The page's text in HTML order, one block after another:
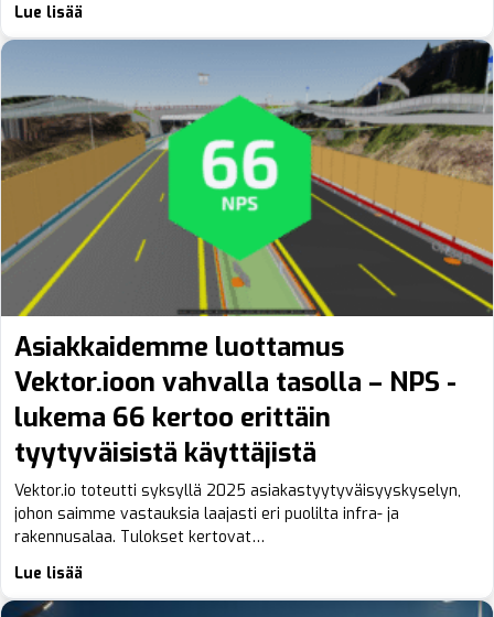
Lue lisää
Asiakkaidemme luottamus
Vektor.ioon vahvalla tasolla – NPS -
lukema 66 kertoo erittäin
tyytyväisistä käyttäjistä
Vektor.io toteutti syksyllä 2025 asiakastyytyväisyyskyselyn,
johon saimme vastauksia laajasti eri puolilta infra- ja
rakennusalaa. Tulokset kertovat…
Lue lisää